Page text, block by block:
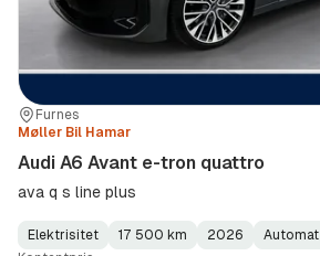
Sted:Furnes
Forhandler:
Møller Bil Hamar
Audi A6 Avant e-tron quattro
ava q s line plus
Fuel
Elektrisitet
Kilometerstand:
17 500 km
Model
2026
Gearbox
Automat